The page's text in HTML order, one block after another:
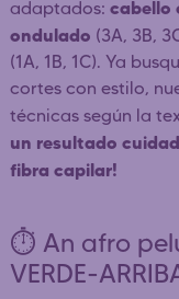
adaptados: cabello
ondulado (3A, 3B,
(1A, 1B, 1C). Ya
cortes con estilo,
técnicas según la
un resultado
fibra capilar!
⏱️ An afro
VERDE-